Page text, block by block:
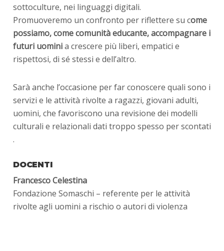
sottoculture, nei linguaggi digitali.
Promuoveremo un confronto per riflettere su come
possiamo, come comunità educante, accompagnare i
futuri uominia crescere più liberi, empatici e
rispettosi, di sé stessi e dell’altro.
Sarà anche l’occasione per far conoscere quali sono i
servizi e le attività rivolte a ragazzi, giovani adulti,
uomini, che favoriscono una revisione dei modelli
culturali e relazionali dati troppo spesso per scontati
.
DOCENTI
Francesco Celestina
Fondazione Somaschi – referente per le attività
rivolte agli uomini a rischio o autori di violenza